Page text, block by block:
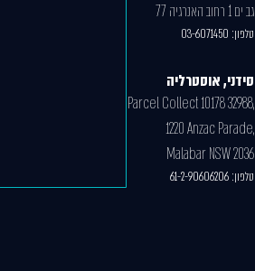
גב ים 1 רחוב האנרגיה 77
טלפון: 03-6071450
סידני, אוסטרליה
Parcel Collect 10178 32988,
1220 Anzac Parade,
Malabar NSW 2036
טלפון: 61-2-90606206